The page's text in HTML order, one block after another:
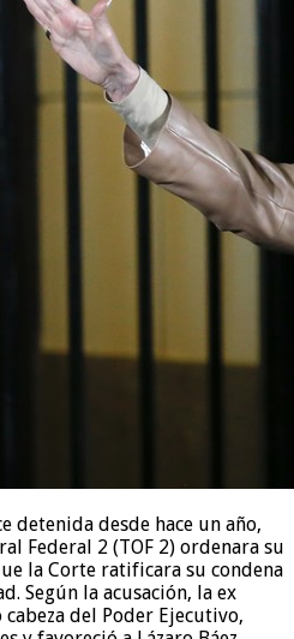
detenida desde hace un año,
Federal 2 (TOF 2) ordenara su
la Corte ratificara su condena
Según la acusación, la ex
del Poder Ejecutivo,